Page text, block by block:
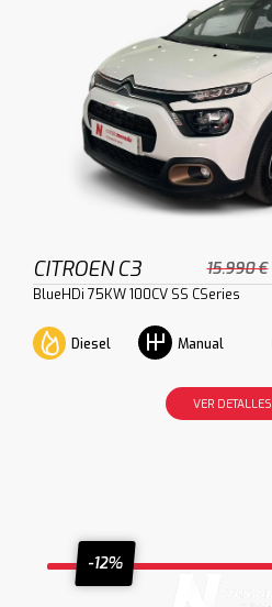
CITROEN C3 15.990 €
BlueHDi 75KW 100CV SS CSeries
Diesel Manual
VER DETALLES
-12%